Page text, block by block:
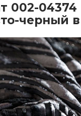
002-04374
черный